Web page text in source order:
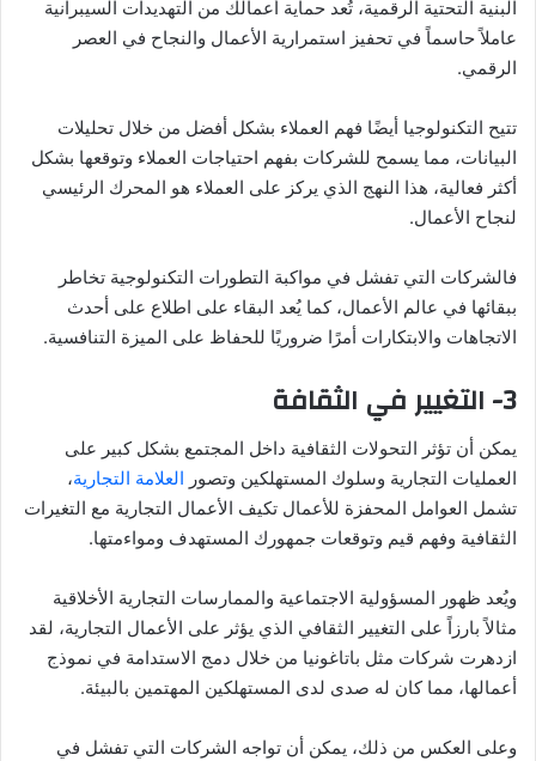
البنية التحتية الرقمية، تُعد حماية أعمالك من التهديدات السيبرانية
عاملاً حاسماً في تحفيز استمرارية الأعمال والنجاح في العصر
الرقمي.
تتيح التكنولوجيا أيضًا فهم العملاء بشكل أفضل من خلال تحليلات
البيانات، مما يسمح للشركات بفهم احتياجات العملاء وتوقعها بشكل
أكثر فعالية، هذا النهج الذي يركز على العملاء هو المحرك الرئيسي
لنجاح الأعمال.
فالشركات التي تفشل في مواكبة التطورات التكنولوجية تخاطر
ببقائها في عالم الأعمال، كما يُعد البقاء على اطلاع على أحدث
الاتجاهات والابتكارات أمرًا ضروريًا للحفاظ على الميزة التنافسية.
3- التغيير في الثقافة
يمكن أن تؤثر التحولات الثقافية داخل المجتمع بشكل كبير على
العمليات التجارية وسلوك المستهلكين وتصور العلامة التجارية،
تشمل العوامل المحفزة للأعمال تكيف الأعمال التجارية مع التغيرات
الثقافية وفهم قيم وتوقعات جمهورك المستهدف ومواءمتها.
ويُعد ظهور المسؤولية الاجتماعية والممارسات التجارية الأخلاقية
مثالاً بارزاً على التغيير الثقافي الذي يؤثر على الأعمال التجارية، لقد
ازدهرت شركات مثل باتاغونيا من خلال دمج الاستدامة في نموذج
أعمالها، مما كان له صدى لدى المستهلكين المهتمين بالبيئة.
وعلى العكس من ذلك، يمكن أن تواجه الشركات التي تفشل في